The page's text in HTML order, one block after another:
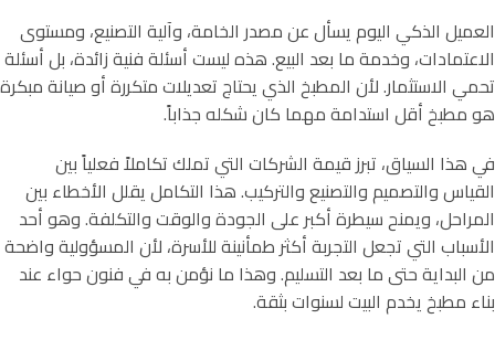
العميل الذكي اليوم يسأل عن مصدر الخامة، وآلية التصنيع، ومستوى
الاعتمادات، وخدمة ما بعد البيع. هذه ليست أسئلة فنية زائدة، بل أسئلة
تحمي الاستثمار. لأن المطبخ الذي يحتاج تعديلات متكررة أو صيانة مبكرة
هو مطبخ أقل استدامة مهما كان شكله جذاباً.
في هذا السياق، تبرز قيمة الشركات التي تملك تكاملاً فعلياً بين
القياس والتصميم والتصنيع والتركيب. هذا التكامل يقلل الأخطاء بين
المراحل، ويمنح سيطرة أكبر على الجودة والوقت والتكلفة. وهو أحد
الأسباب التي تجعل التجربة أكثر طمأنينة للأسرة، لأن المسؤولية واضحة
من البداية حتى ما بعد التسليم. وهذا ما نؤمن به في فنون حواء عند
بناء مطبخ يخدم البيت لسنوات بثقة.